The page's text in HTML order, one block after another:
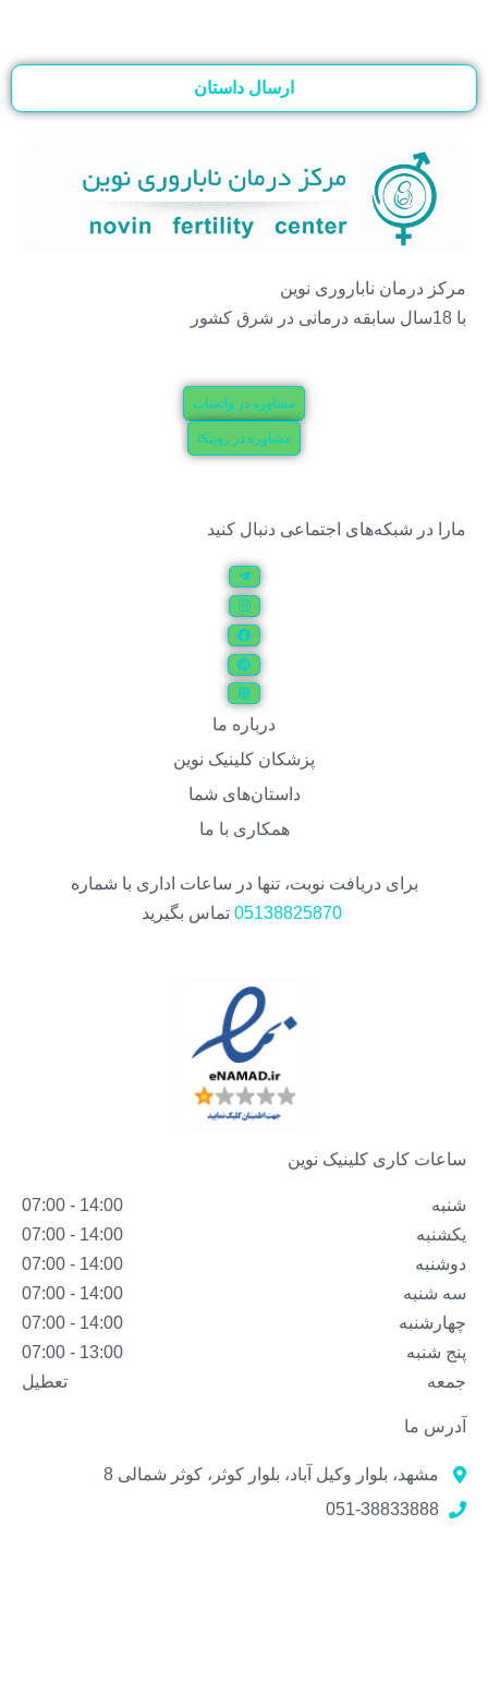
ارسال داستان
مرکز درمان ناباروری نوین
با 18سال سابقه درمانی در شرق کشور
مشاوره در واتساپ
مشاوره در روبیکا
مارا در شبکه‌های اجتماعی دنبال کنید
درباره ما
پزشکان کلینیک نوین
داستان‌های شما
همکاری با ما
برای دریافت نوبت، تنها در ساعات اداری با شماره
05138825870 تماس بگیرید
ساعات کاری کلینیک نوین
شنبه
14:00 - 07:00
یکشنبه
14:00 - 07:00
دوشنبه
14:00 - 07:00
سه شنبه
14:00 - 07:00
چهارشنبه
14:00 - 07:00
پنج شنبه
13:00 - 07:00
جمعه
تعطیل
آدرس ما
مشهد، بلوار وکیل آباد، بلوار کوثر، کوثر شمالی 8
051-38833888